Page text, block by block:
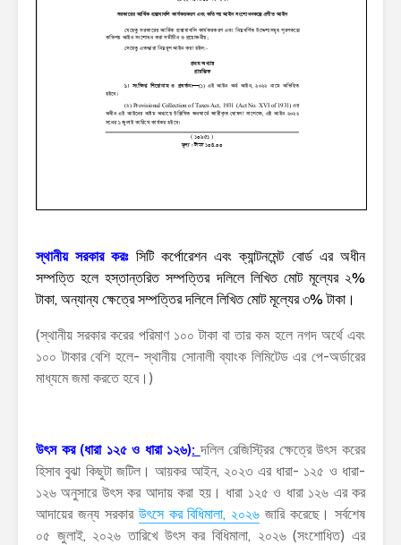
স্থানীয় সরকার করঃ সিটি কর্পোরেশন এবং ক্যান্টনমেন্ট বোর্ড এর অধীন
সম্পত্তি হলে হস্তান্তরিত সম্পত্তির দলিলে লিখিত মোট মূল্যের ২%
টাকা, অন্যান্য ক্ষেত্রে সম্পত্তির দলিলে লিখিত মোট মূল্যের ৩% টাকা।
(স্থানীয় সরকার করের পরিমাণ ১০০ টাকা বা তার কম হলে নগদ অর্থে এবং
১০০ টাকার বেশি হলে- স্থানীয় সোনালী ব্যাংক লিমিটেড এর পে-অর্ডারের
মাধ্যমে জমা করতে হবে।)
উৎস কর (ধারা ১২৫ ও ধারা ১২৬):দলিল রেজিস্ট্রির ক্ষেত্রে উৎস করের
হিসাব বুঝা কিছুটা জটিল। আয়কর আইন, ২০২৩ এর ধারা- ১২৫ ও ধারা-
১২৬ অনুসারে উৎস কর আদায় করা হয়। ধারা ১২৫ ও ধারা ১২৬ এর কর
আদায়ের জন্য সরকার উৎসে কর বিধিমালা, ২০২৬ জারি করেছে। সর্বশেষ
০৫ জুলাই, ২০২৬ তারিখে উৎস কর বিধিমালা, ২০২৬ (সংশোধিত) এর